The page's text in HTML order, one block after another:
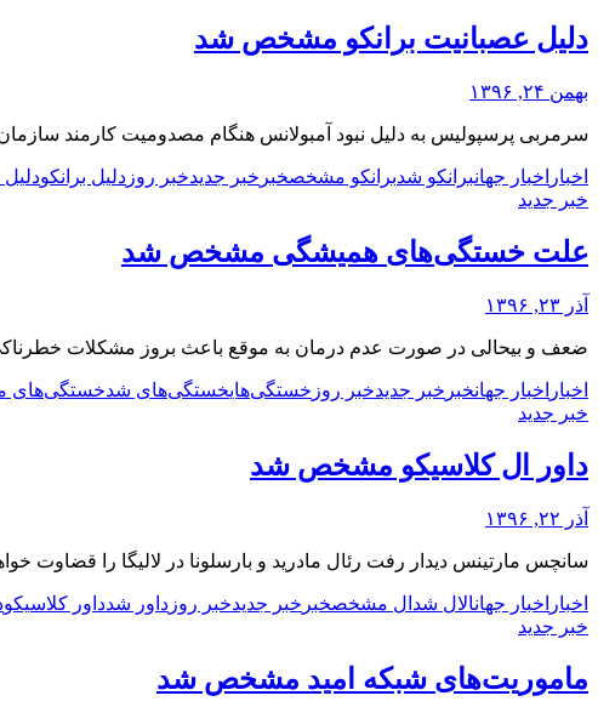
دلیل عصبانیت برانکو مشخص شد
بهمن ۲۴, ۱۳۹۶
سرمربی پرسپولیس به دلیل نبود آمبولانس هنگام مصدومیت کارمند
اخبار اخبار جهانبرانکو شدبرانکو مشخصخبر خبر جدیدخبر روز دلیل برانکو
خبر جدید
علت خستگی‌های همیشگی مشخص شد
آذر ۲۳, ۱۳۹۶
ضعف و بیحالی در صورت عدم درمان به موقع باعث بروز مشکلات
اخبار اخبار جهانخبر خبر جدیدخبر روز خستگی‌هایخستگی‌های شدخستگی‌های
خبر جدید
داور ال کلاسیکو مشخص شد
آذر ۲۲, ۱۳۹۶
سانچس مارتینس دیدار رفت رئال مادرید و بارسلونا در لالیگا را قضاوت
اخبار اخبار جهانالال شد ال مشخصخبر خبر جدیدخبر روز داور شدداور کلاسیکو
خبر جدید
ماموریت‌های شبکه امید مشخص شد